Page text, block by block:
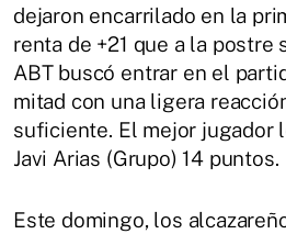
dejaron encarrilado en la
renta de +21 que a la postre
ABT buscó entrar en el
mitad con una ligera
suficiente. El mejor jugador
Javi Arias (Grupo) 14 puntos.
Este domingo, los